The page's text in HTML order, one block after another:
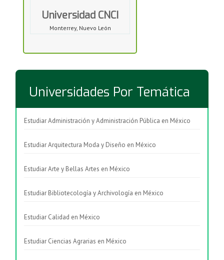
Universidad CNCI
Monterrey, Nuevo León
Universidades Por Temática
Estudiar Administración y Administración Pública en México
Estudiar Arquitectura Moda y Diseño en México
Estudiar Arte y Bellas Artes en México
Estudiar Bibliotecología y Archivología en México
Estudiar Calidad en México
Estudiar Ciencias Agrarias en México